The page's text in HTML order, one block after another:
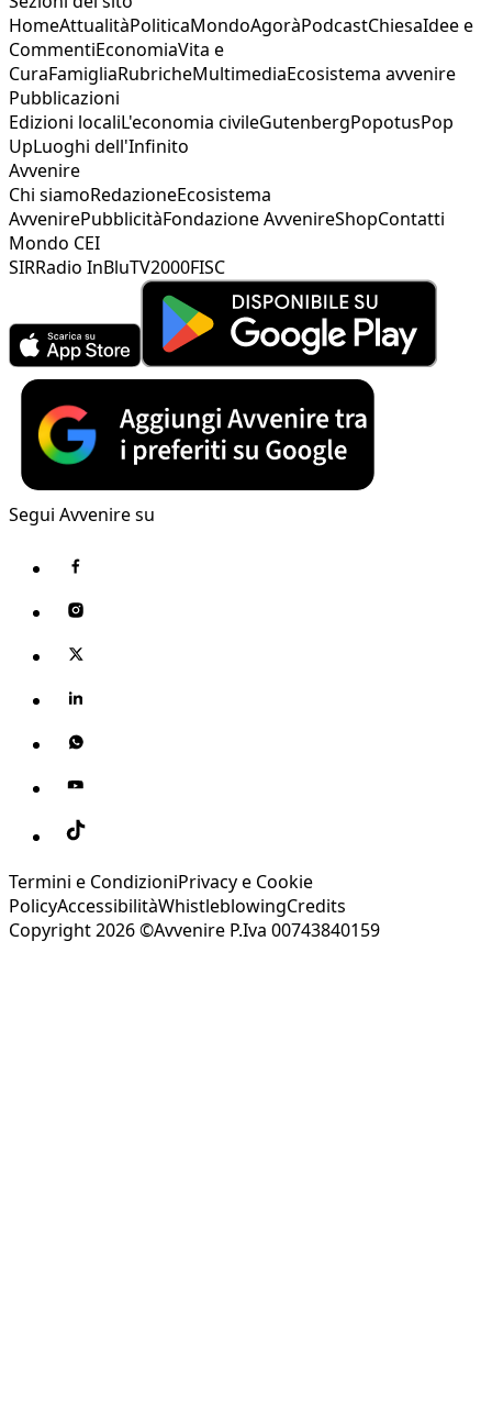
HomeAttualitàPoliticaMondoAgoràPodcastChiesaIdee e
CommentiEconomiaVita e
CuraFamigliaRubricheMultimediaEcosistema avvenire
Pubblicazioni
Edizioni localiL'economia civileGutenbergPopotusPop
UpLuoghi dell'Infinito
Avvenire
Chi siamoRedazioneEcosistema
AvvenirePubblicitàFondazione AvvenireShopContatti
Mondo CEI
SIRRadio InBluTV2000FISC
Segui Avvenire su
Termini e CondizioniPrivacy e Cookie
PolicyAccessibilitàWhistleblowingCredits
Copyright 2026 ©Avvenire P.Iva 00743840159